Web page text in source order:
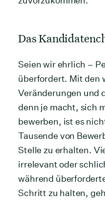
Das
Seien wir ehrlich –
überfordert. Mit den
Veränderungen und
denn je macht, sich
bewerben, ist es
Tausende von
Stelle zu erhalten.
irrelevant oder
während
Schritt zu halten,